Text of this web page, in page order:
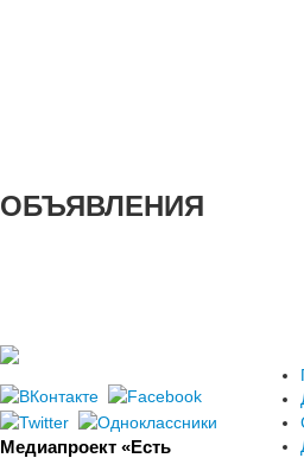
ОБЪЯВЛЕНИЯ
Медиапроект «Есть